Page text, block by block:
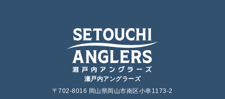
瀬戸内アングラーズ
〒702-8016 岡山県岡山市南区小串1173-2